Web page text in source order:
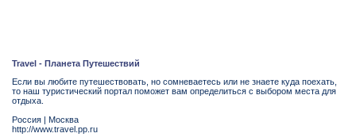
Travel - Планета Путешествий
Если вы любите путешествовать, но сомневаетесь или не знаете куда поехать,
то наш туристический портал поможет вам определиться с выбором места для
отдыха.
Россия | Москва
http://www.travel.pp.ru